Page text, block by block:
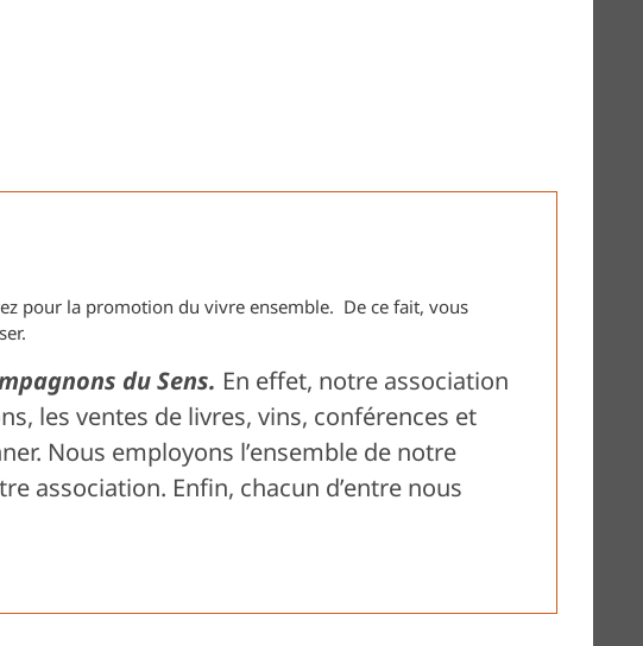
pour la promotion du vivre ensemble. De ce fait, vous
du Sens. En effet, notre association
les ventes de livres, vins, conférences et
Nous employons l’ensemble de notre
association. Enfin, chacun d’entre nous